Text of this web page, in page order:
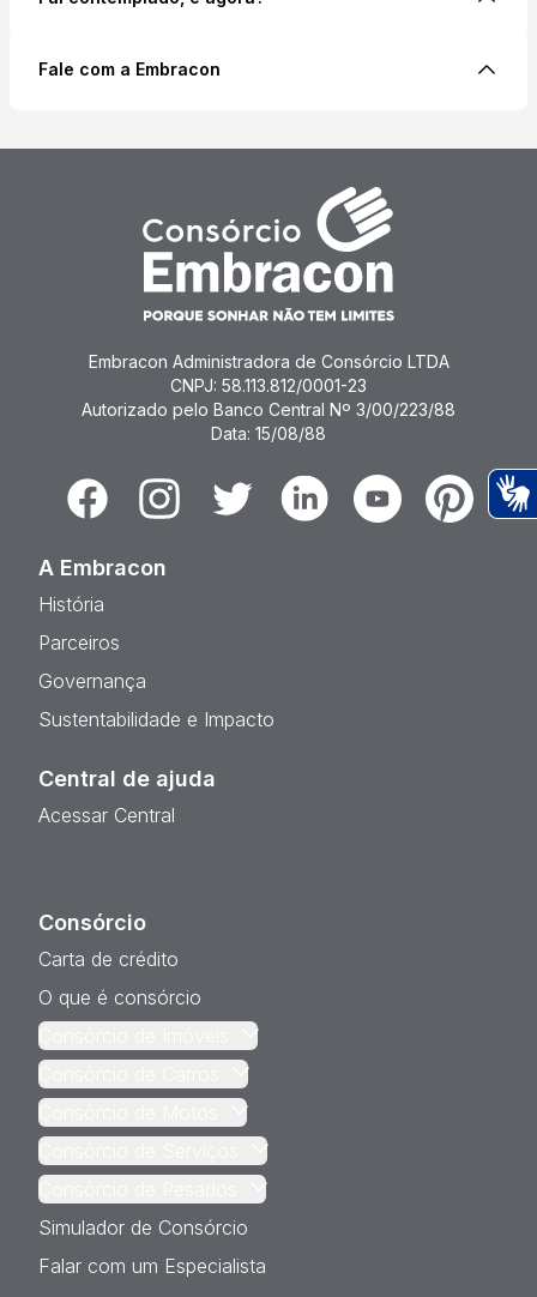
Saiba mais
Saiba mais
aprovação do crédito e o faturamento do bem.
Fale com a Embracon
Embracon Administradora de Consórcio LTDA
CNPJ: 58.113.812/0001-23
Autorizado pelo Banco Central Nº 3/00/223/88
Data: 15/08/88
FacebookInstagramTwitter LinkedinYoutubePinterest
A Embracon
História
Parceiros
Governança
Sustentabilidade e Impacto
Central de ajuda
Acessar Central
Consórcio
Carta de crédito
O que é consórcio
Consórcio de Imóveis
Consórcio de Carros
Consórcio de Motos
Consórcio de Serviços
Consórcio de Pesados
Simulador de Consórcio
Falar com um Especialista